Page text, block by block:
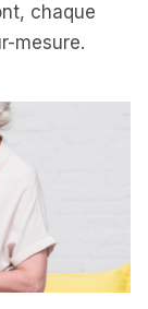
chaque
mesure.